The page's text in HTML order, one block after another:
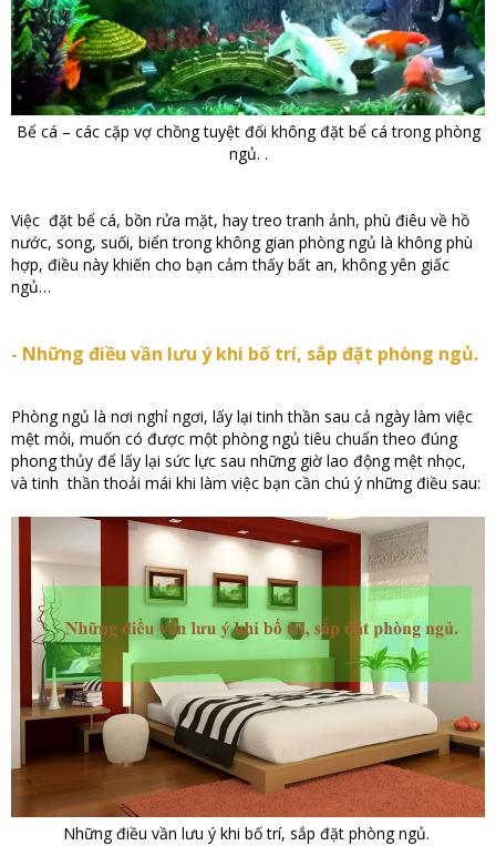
Bể cá – các cặp vợ chồng tuyệt đối không đặt bể cá trong phòng
ngủ. .
Việc đặt bể cá, bồn rửa mặt, hay treo tranh ảnh, phù điêu về hồ
nước, song, suối, biển trong không gian phòng ngủ là không phù
hợp, điều này khiến cho bạn cảm thấy bất an, không yên giấc
ngủ…
- Những điều vần lưu ý khi bố trí, sắp đặt phòng ngủ.
Phòng ngủ là nơi nghỉ ngơi, lấy lại tinh thần sau cả ngày làm việc
mệt mỏi, muốn có được một phòng ngủ tiêu chuẩn theo đúng
phong thủy để lấy lại sức lực sau những giờ lao động mệt nhọc,
và tinh thần thoải mái khi làm việc bạn cần chú ý những điều sau:
Những điều vần lưu ý khi bố trí, sắp đặt phòng ngủ.